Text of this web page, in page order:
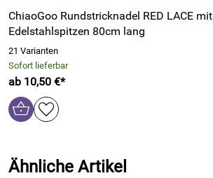
ChiaoGoo Rundstricknadel RED LACE mit
Edelstahlspitzen 80cm lang
21 Varianten
Sofort lieferbar
ab 10,50 €*
Ähnliche Artikel